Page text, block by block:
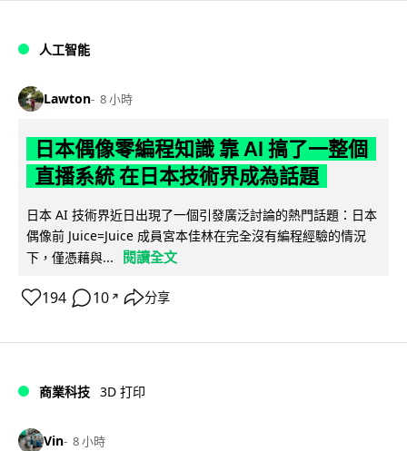
人工智能
Lawton 8 小時
日本偶像零編程知識 靠 AI 搞了一整個
直播系統 在日本技術界成為話題
日本 AI 技術界近日出現了一個引發廣泛討論的熱門話題：日本
偶像前 Juice=Juice 成員宮本佳林在完全沒有編程經驗的情況
下，僅憑藉與...
閱讀全文
194 10 ↗ 分享
商業科技 3D 打印
Vin 8 小時